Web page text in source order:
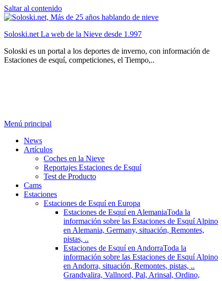
Saltar al contenido
Soloski.net La web de la Nieve desde 1.997
Soloski es un portal a los deportes de inverno, con información de
Estaciones de esquí, competiciones, el Tiempo,..
Menú principal
News
Artículos
Coches en la Nieve
Reportajes Estaciones de Esquí
Test de Producto
Cams
Estaciones
Estaciones de Esquí en Europa
Estaciones de Esquí en AlemaniaToda la
información sobre las Estaciones de Esquí Alpino
en Alemania, Germany, situación, Remontes,
pistas, ..
Estaciones de Esquí en AndorraToda la
información sobre las Estaciones de Esquí Alpino
en Andorra, situación, Remontes, pistas, ..
Grandvalira, Vallnord, Pal, Arinsal, Ordino,